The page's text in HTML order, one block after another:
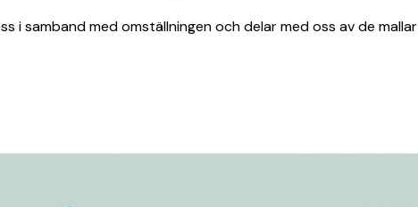
i samband med omställningen och delar med oss av de mallar